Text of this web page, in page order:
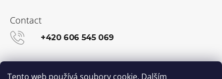
Tento web používá soubory cookie. Dalším
Contact
+420 606 545 069